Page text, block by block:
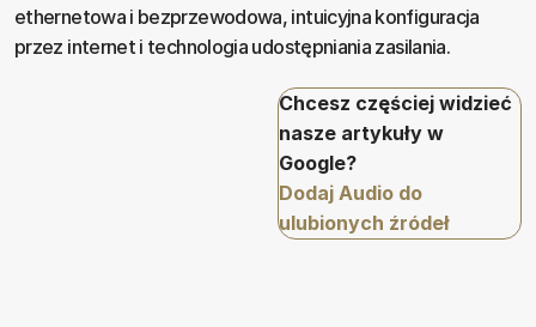
ethernetowa i bezprzewodowa, intuicyjna konfiguracja
przez internet i technologia udostępniania zasilania.
Chcesz częściej widzieć
nasze artykuły w
Google?
Dodaj Audio do
ulubionych źródeł